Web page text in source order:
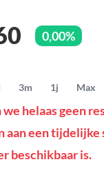
0,00%
3m 1j Max
helaas geen
aan een
beschikbaar is.